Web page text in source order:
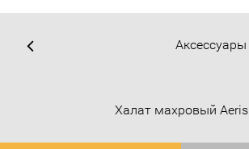
Аксессуары
Халат махровый Aeris